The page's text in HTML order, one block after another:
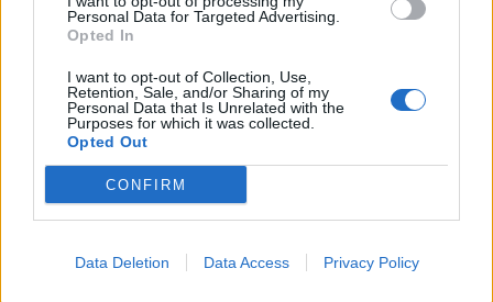
Personal Data for Targeted Advertising.
Opted In
I want to opt-out of Collection, Use,
Retention, Sale, and/or Sharing of my
Personal Data that Is Unrelated with the
Purposes for which it was collected.
Opted Out
CONFIRM
Data Deletion Data Access Privacy Policy
ΑΓΓΕΛΙΕΣ